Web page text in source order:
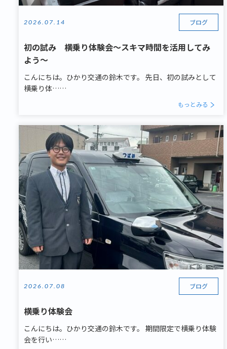
2026.07.14 ブログ
初の試み 横乗り体験会～スキマ時間を活用してみ
よう～
こんにちは。ひかり交通の鈴木です。 先日、初の試みとして
横乗り体……
もっとみる
2026.07.08 ブログ
横乗り体験会
こんにちは。ひかり交通の鈴木です。 期間限定で横乗り体験
会を行い……